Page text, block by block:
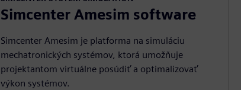
Simcenter Amesim software
Simcenter Amesim je platforma na simuláciu
mechatronických systémov, ktorá umožňuje
projektantom virtuálne posúdiť a optimalizovať
výkon systémov.